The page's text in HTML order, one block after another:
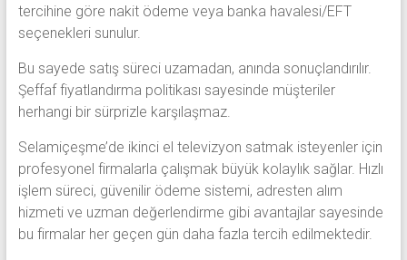
tercihine göre nakit ödeme veya banka havalesi/EFT
seçenekleri sunulur.
Bu sayede satış süreci uzamadan, anında sonuçlandırılır.
Şeffaf fiyatlandırma politikası sayesinde müşteriler
herhangi bir sürprizle karşılaşmaz.
Selamiçeşme’de ikinci el televizyon satmak isteyenler için
profesyonel firmalarla çalışmak büyük kolaylık sağlar. Hızlı
işlem süreci, güvenilir ödeme sistemi, adresten alım
hizmeti ve uzman değerlendirme gibi avantajlar sayesinde
bu firmalar her geçen gün daha fazla tercih edilmektedir.